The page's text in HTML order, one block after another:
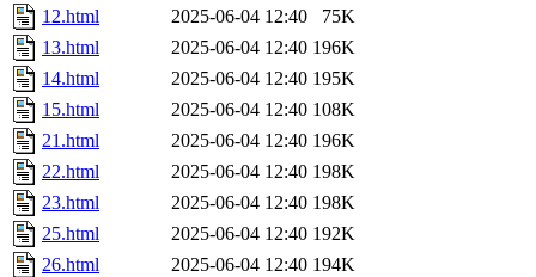
12.html
2025-06-04 12:40
75K
13.html
2025-06-04 12:40 196K
14.html
2025-06-04 12:40 195K
15.html
2025-06-04 12:40 108K
21.html
2025-06-04 12:40 196K
22.html
2025-06-04 12:40 198K
23.html
2025-06-04 12:40 198K
25.html
2025-06-04 12:40 192K
26.html
2025-06-04 12:40 194K